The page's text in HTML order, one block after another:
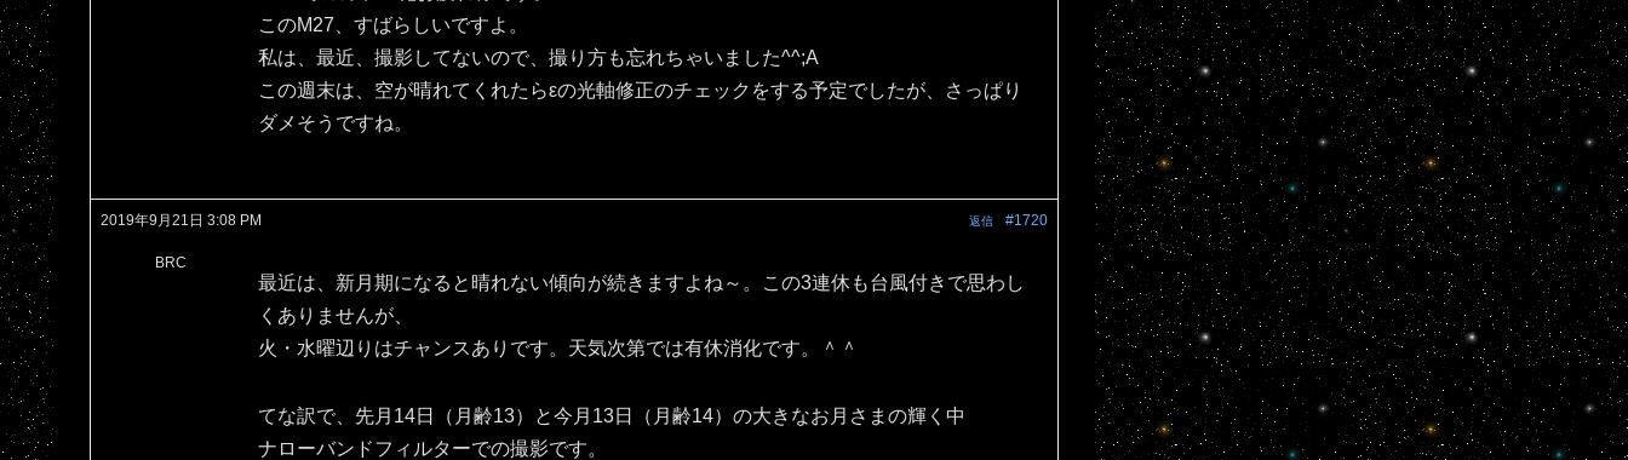
このM27、すばらしいですよ。
私は、最近、撮影してないので、撮り方も忘れちゃいました^^;A
この週末は、空が晴れてくれたらεの光軸修正のチェックをする予定でしたが、さっぱり
ダメそうですね。
2019年9月21日 3:08 PM #1720
返信
BRC
最近は、新月期になると晴れない傾向が続きますよね～。この3連休も台風付きで思わし
くありませんが、
火・水曜辺りはチャンスありです。天気次第では有休消化です。＾＾
てな訳で、先月14日（月齢13）と今月13日（月齢14）の大きなお月さまの輝く中
ナローバンドフィルターでの撮影です。